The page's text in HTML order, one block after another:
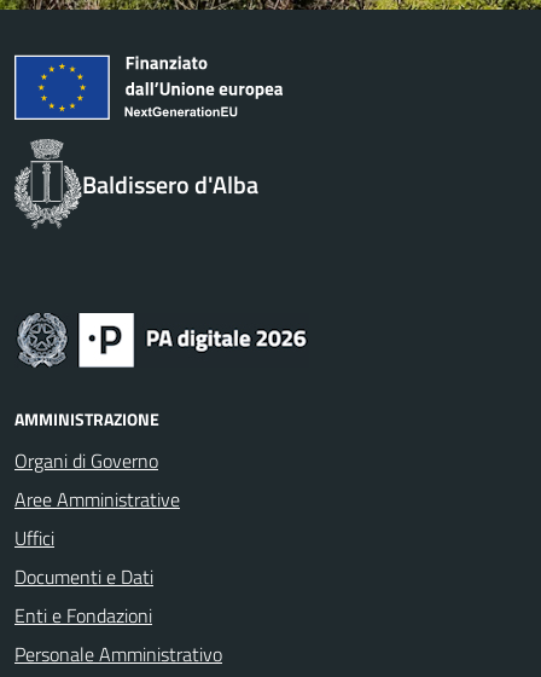
Baldissero d'Alba
AMMINISTRAZIONE
Organi di Governo
Aree Amministrative
Uffici
Documenti e Dati
Enti e Fondazioni
Personale Amministrativo